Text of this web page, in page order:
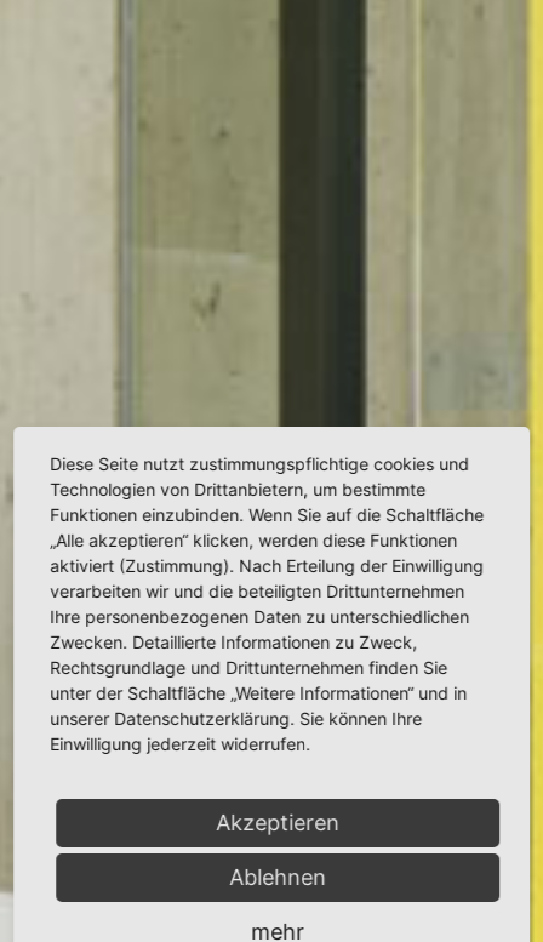
Diese Seite nutzt zustimmungspflichtige cookies und
Technologien von Drittanbietern, um bestimmte
Funktionen einzubinden. Wenn Sie auf die Schaltfläche
„Alle akzeptieren“ klicken, werden diese Funktionen
aktiviert (Zustimmung). Nach Erteilung der Einwilligung
verarbeiten wir und die beteiligten Drittunternehmen
Ihre personenbezogenen Daten zu unterschiedlichen
Zwecken. Detaillierte Informationen zu Zweck,
Rechtsgrundlage und Drittunternehmen finden Sie
unter der Schaltfläche „Weitere Informationen“ und in
unserer Datenschutzerklärung. Sie können Ihre
Einwilligung jederzeit widerrufen.
Akzeptieren
Ablehnen
mehr